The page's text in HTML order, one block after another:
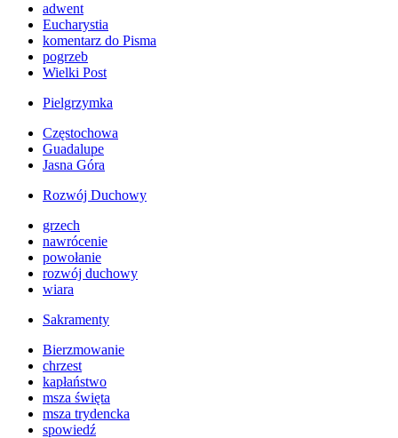
adwent
Eucharystia
komentarz do Pisma
pogrzeb
Wielki Post
Pielgrzymka
Częstochowa
Guadalupe
Jasna Góra
Rozwój Duchowy
grzech
nawrócenie
powołanie
rozwój duchowy
wiara
Sakramenty
Bierzmowanie
chrzest
kapłaństwo
msza święta
msza trydencka
spowiedź